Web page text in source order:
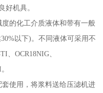
好机具。
的化工介质液体和带有一般
以下)。不同液体可采用不
、OCR18NIG、
使用，将浆料送给压滤机进